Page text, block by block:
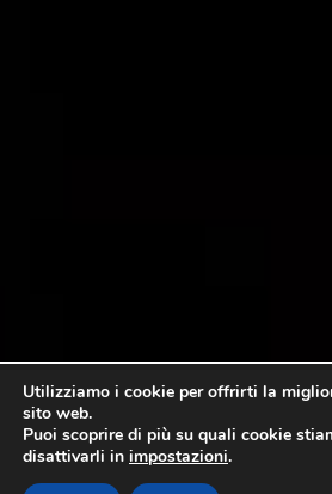
Utilizziamo i cookie per offrirti la
sito web.
Puoi scoprire di più su quali cookie
disattivarli in impostazioni.